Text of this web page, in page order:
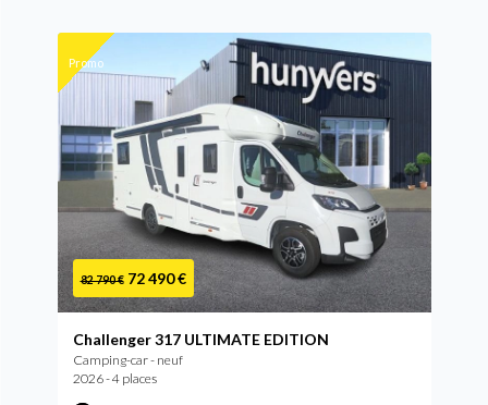
Promo
82 790 € 72 490 €
Challenger 317 ULTIMATE EDITION
Camping-car - neuf
2026 - 4 places